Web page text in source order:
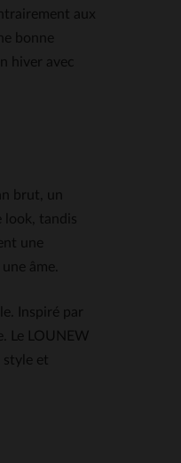
aux
bonne
hiver avec
brut, un
look, tandis
une
âme.
Inspiré par
Le LOUNEW
style et